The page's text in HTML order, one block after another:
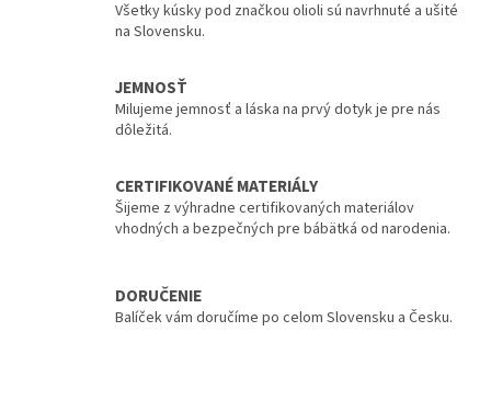
Všetky kúsky pod značkou olioli sú navrhnuté a ušité
na Slovensku.
JEMNOSŤ
Milujeme jemnosť a láska na prvý dotyk je pre nás
dôležitá.
CERTIFIKOVANÉ MATERIÁLY
Šijeme z výhradne certifikovaných materiálov
vhodných a bezpečných pre bábätká od narodenia.
DORUČENIE
Balíček vám doručíme po celom Slovensku a Česku.